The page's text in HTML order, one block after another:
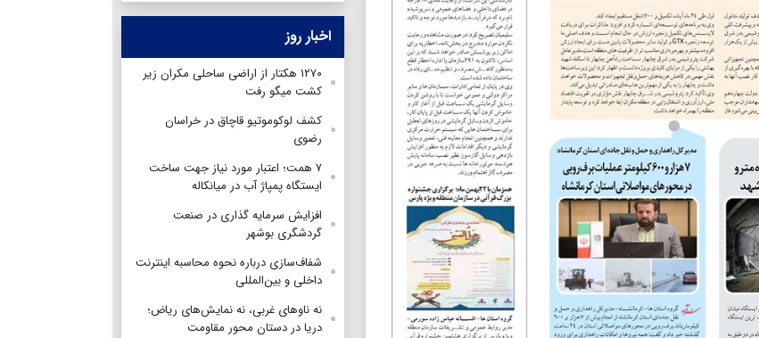
اخبار روز
۱۲۷۰ هکتار از اراضی ساحلی مکران زیر
کشت میگو رفت
کشف لوکوموتیو قاچاق در خراسان
رضوی
۷ همت؛ اعتبار مورد نیاز جهت ساخت
ایستگاه پمپاژ آب در میانکاله
افزایش سرمایه گذاری در صنعت
گردشگری بوشهر
شفاف‌سازی درباره نحوه محاسبه اینترنت
داخلی و بین‌المللی
نه ناوهای غربی، نه نمایش‌های ریاض؛
دریا در دستان محور مقاومت